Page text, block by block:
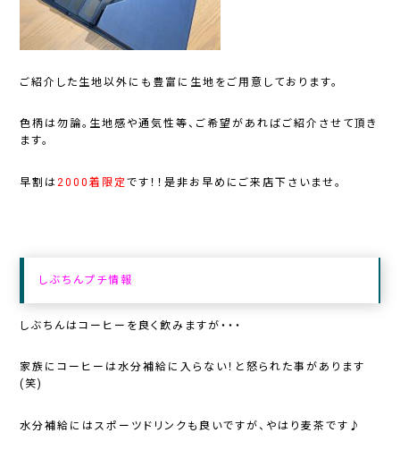
ご紹介した生地以外にも豊富に生地をご用意しております。
色柄は勿論。生地感や通気性等、ご希望があればご紹介させて頂き
ます。
早割は2000着限定です！！是非お早めにご来店下さいませ。
しぶちんプチ情報
しぶちんはコーヒーを良く飲みますが・・・
家族にコーヒーは水分補給に入らない！と怒られた事があります
(笑)
水分補給にはスポーツドリンクも良いですが、やはり麦茶です♪